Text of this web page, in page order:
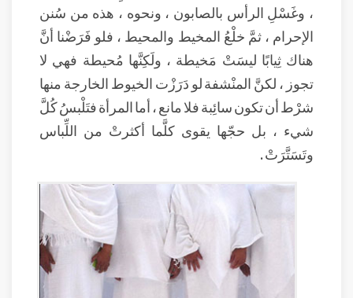
، وغَسْلِ الرأس بالصابون ، ونحوه ، هذه من سُنن
الإحرام ، ثمَّ خلْعُ المخيط والمحيط ، فلو فَرَضْنا أنَّ
هناك ثِيابًا ليسَتْ مَخيطة ، ولَكِنَّها مُحيطة فهي لا
تجوز ، لكنَّ المنْشفة لو دَرَزْت الخيوط الخارجة منها
شرْط أن تكون سائِبة فلا مانع ، أما المرأة فتَلْبسُ كُلَّ
شيء ، بل حجّها يقوى كلَّما أكثرتْ من اللِّباس
وتَسَتَّرَتْ .